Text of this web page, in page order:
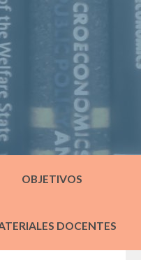
OBJETIVOS
DOCENTES